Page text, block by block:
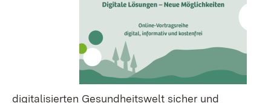
digitalisierten Gesundheitswelt sicher und